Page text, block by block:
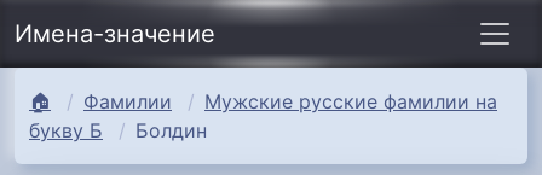
Имена-значение
🏠 Фамилии
Мужские русские фамилии на
букву Б
Болдин